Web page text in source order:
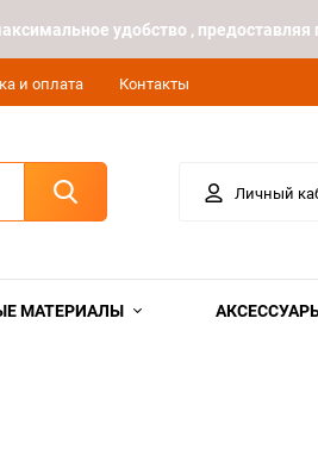
удобство ,
и оплата Контакты
Личный
МАТЕРИАЛЫ